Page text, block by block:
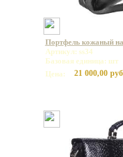
Портфель кожаный на
Артикул: ss34
Базовая единица: шт
Цена:
21 000,00